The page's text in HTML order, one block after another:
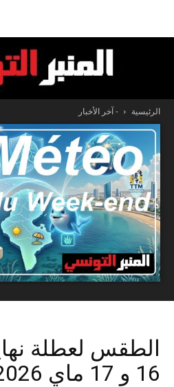
الرئيسية - آخر الأخبار
الطقس لعطلة
16 و 17 ماي 2026